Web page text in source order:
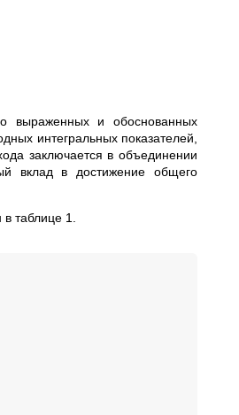
выраженных и обоснованных
интегральных показателей,
заключается в объединении
вклад в достижение общего
таблице 1.